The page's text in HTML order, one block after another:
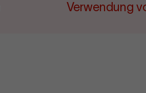
Verwendung